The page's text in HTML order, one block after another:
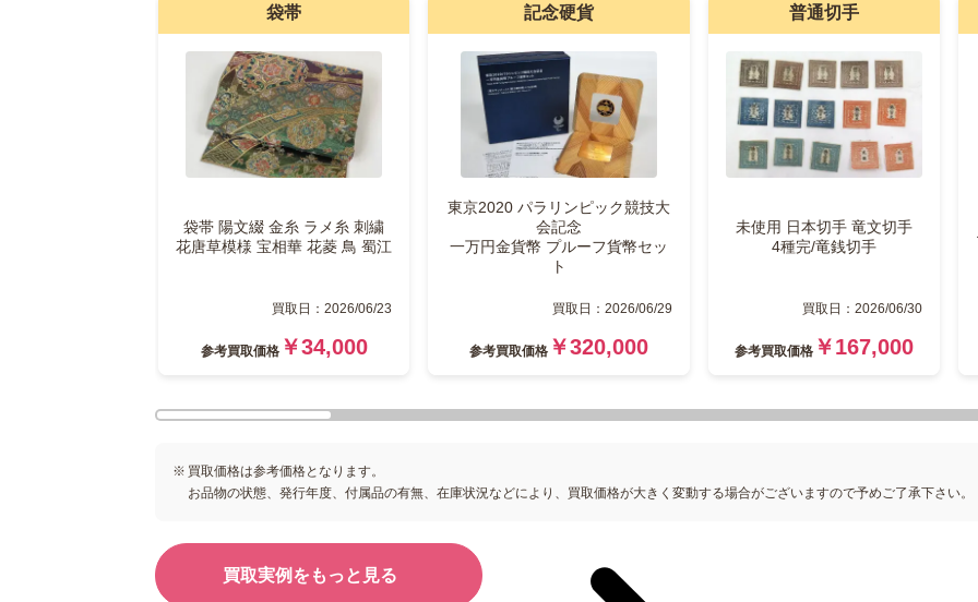
袋帯
袋帯 陽文綴 金糸 ラメ糸 刺繍
花唐草模様 宝相華 花菱 鳥 蜀江
買取日：2026/06/23
参考買取価格￥34,000
記念硬貨
東京2020 パラリンピック競技大
会記念
一万円金貨幣 プルーフ貨幣セッ
ト
買取日：2026/06/29
参考買取価格 ￥320,000
普通切手
未使用 日本切手 竜文切手
4種完/竜銭切手
買取日：2026/06/30
参考買取価格 ￥167,000
買取価格は参考価格となります。
お品物の状態、発行年度、付属品の有無、在庫状況などにより、買取価格が大きく変動する場合がございますので予めご了承下さい。
買取実例をもっと見る